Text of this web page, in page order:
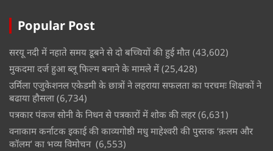
Popular Post
सरयू नदी में नहाते समय डूबने से दो बच्चियों की हुई मौत (43,602)
मुकदमा दर्ज हुआ ब्लू फिल्म बनाने के मामले में (25,428)
उर्मिला एजुकेशनल एकेडमी के छात्रों ने लहराया सफलता का परचमः शिक्षकों ने
बढाया हौसला (6,734)
पत्रकार पंकज सोनी के निधन से पत्रकारों में शोक की लहर (6,631)
वनाकाम कर्नाटक इकाई की काव्यगोष्ठी मधु माहेश्वरी की पुस्तक ‘क़लम और
कॉलम’ का भव्य विमोचन (6,553)